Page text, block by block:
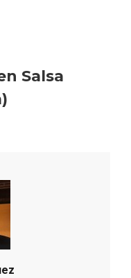
Salsa
España, en